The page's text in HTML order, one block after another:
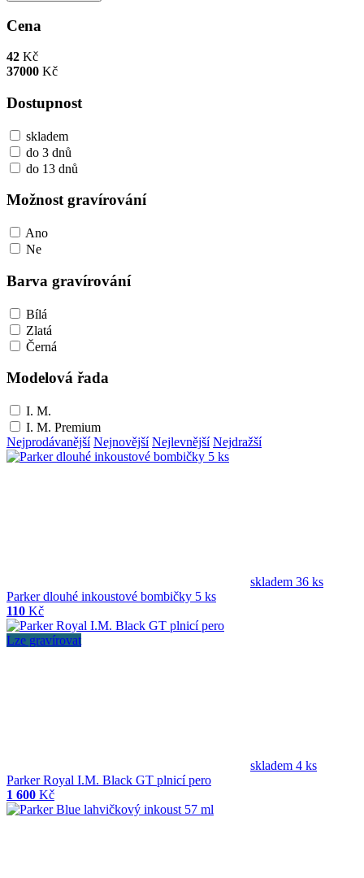
Cena
42 Kč
37000 Kč
Dostupnost
skladem
do 3 dnů
do 13 dnů
Možnost gravírování
Ano
Ne
Barva gravírování
Bílá
Zlatá
Černá
Modelová řada
I. M.
I. M. Premium
Nejprodávanější Nejnovější Nejlevnější Nejdražší
skladem 36 ks
Parker dlouhé inkoustové bombičky 5 ks
110 Kč
Lze gravírovat
skladem 4 ks
Parker Royal I.M. Black GT plnicí pero
1 600 Kč